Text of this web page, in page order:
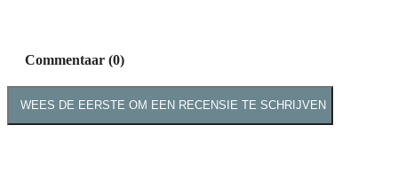
Commentaar (0)
WEES DE EERSTE OM EEN RECENSIE TE SCHRIJVEN